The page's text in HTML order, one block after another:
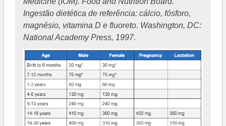
Ingestão dietética de referência: cálcio, fósforo,
magnésio, vitamina D e fluoreto. Washington, DC:
National Academy Press, 1997.